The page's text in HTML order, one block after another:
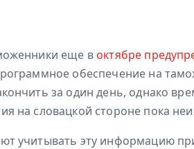
еще в октябре
обеспечение на
за один день, однако
на словацкой стороне пока
учитывать эту информацию